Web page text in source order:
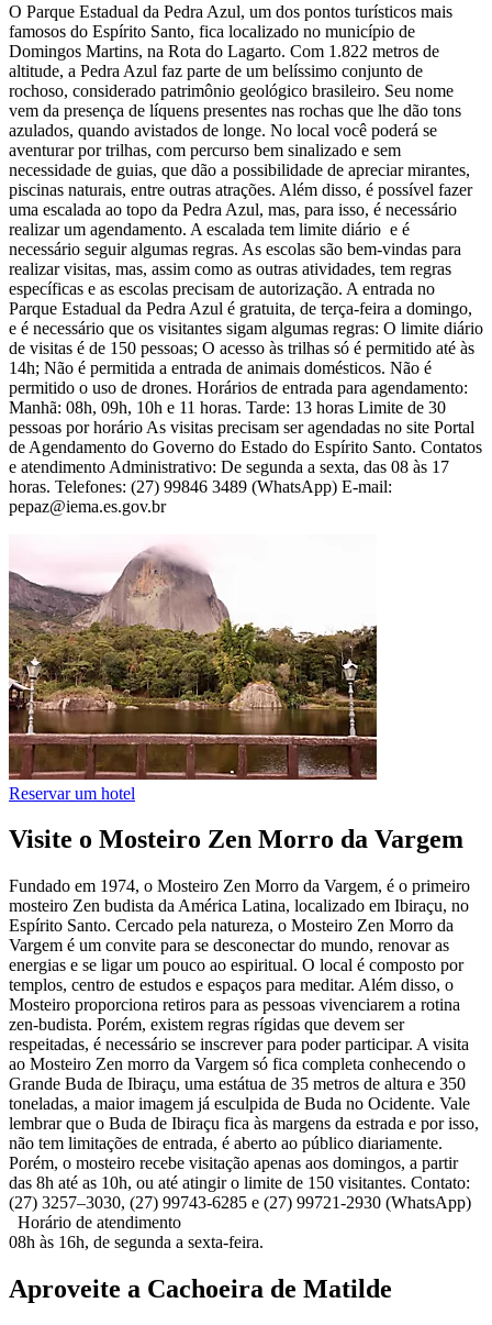
O Parque Estadual da Pedra Azul, um dos pontos turísticos mais
famosos do Espírito Santo, fica localizado no município de
Domingos Martins, na Rota do Lagarto. Com 1.822 metros de
altitude, a Pedra Azul faz parte de um belíssimo conjunto de
rochoso, considerado patrimônio geológico brasileiro. Seu nome
vem da presença de líquens presentes nas rochas que lhe dão tons
azulados, quando avistados de longe. No local você poderá se
aventurar por trilhas, com percurso bem sinalizado e sem
necessidade de guias, que dão a possibilidade de apreciar mirantes,
piscinas naturais, entre outras atrações. Além disso, é possível fazer
uma escalada ao topo da Pedra Azul, mas, para isso, é necessário
realizar um agendamento. A escalada tem limite diário e é
necessário seguir algumas regras. As escolas são bem-vindas para
realizar visitas, mas, assim como as outras atividades, tem regras
específicas e as escolas precisam de autorização. A entrada no
Parque Estadual da Pedra Azul é gratuita, de terça-feira a domingo,
e é necessário que os visitantes sigam algumas regras: O limite diário
de visitas é de 150 pessoas; O acesso às trilhas só é permitido até às
14h; Não é permitida a entrada de animais domésticos. Não é
permitido o uso de drones. Horários de entrada para agendamento:
Manhã: 08h, 09h, 10h e 11 horas. Tarde: 13 horas Limite de 30
pessoas por horário As visitas precisam ser agendadas no site Portal
de Agendamento do Governo do Estado do Espírito Santo. Contatos
e atendimento Administrativo: De segunda a sexta, das 08 às 17
horas. Telefones: (27) 99846 3489 (WhatsApp) E-mail:
pepaz@iema.es.gov.br
Reservar um hotel
Visite o Mosteiro Zen Morro da Vargem
Fundado em 1974, o Mosteiro Zen Morro da Vargem, é o primeiro
mosteiro Zen budista da América Latina, localizado em Ibiraçu, no
Espírito Santo. Cercado pela natureza, o Mosteiro Zen Morro da
Vargem é um convite para se desconectar do mundo, renovar as
energias e se ligar um pouco ao espiritual. O local é composto por
templos, centro de estudos e espaços para meditar. Além disso, o
Mosteiro proporciona retiros para as pessoas vivenciarem a rotina
zen-budista. Porém, existem regras rígidas que devem ser
respeitadas, é necessário se inscrever para poder participar. A visita
ao Mosteiro Zen morro da Vargem só fica completa conhecendo o
Grande Buda de Ibiraçu, uma estátua de 35 metros de altura e 350
toneladas, a maior imagem já esculpida de Buda no Ocidente. Vale
lembrar que o Buda de Ibiraçu fica às margens da estrada e por isso,
não tem limitações de entrada, é aberto ao público diariamente.
Porém, o mosteiro recebe visitação apenas aos domingos, a partir
das 8h até as 10h, ou até atingir o limite de 150 visitantes. Contato:
(27) 3257–3030, (27) 99743-6285 e (27) 99721-2930 (WhatsApp)
Horário de atendimento
08h às 16h, de segunda a sexta-feira.
Aproveite a Cachoeira de Matilde